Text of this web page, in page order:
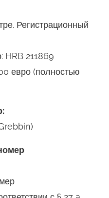
Регистрационный
HRB 211869
евро (полностью